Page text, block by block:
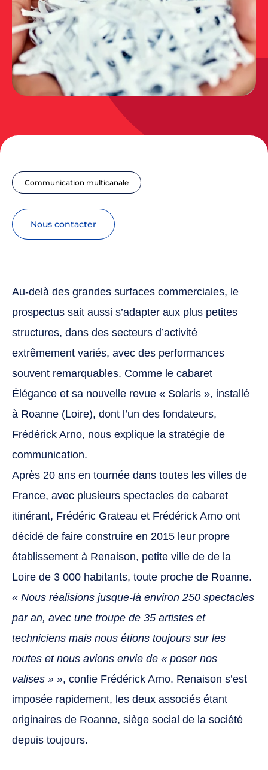
Communication multicanale
nous contacter
Au-delà des grandes surfaces commerciales, le
prospectus sait aussi s’adapter aux plus petites
structures, dans des secteurs d’activité
extrêmement variés, avec des performances
souvent remarquables. Comme le cabaret
Élégance et sa nouvelle revue « Solaris », installé
à Roanne (Loire), dont l’un des fondateurs,
Frédérick Arno, nous explique la stratégie de
communication.
Après 20 ans en tournée dans toutes les villes de
France, avec plusieurs spectacles de cabaret
itinérant, Frédéric Grateau et Frédérick Arno ont
décidé de faire construire en 2015 leur propre
établissement à Renaison, petite ville de de la
Loire de 3 000 habitants, toute proche de Roanne.
« Nous réalisions jusque-là environ 250 spectacles
par an, avec une troupe de 35 artistes et
techniciens mais nous étions toujours sur les
routes et nous avions envie de « poser nos
valises » », confie Frédérick Arno. Renaison s’est
imposée rapidement, les deux associés étant
originaires de Roanne, siège social de la société
depuis toujours.